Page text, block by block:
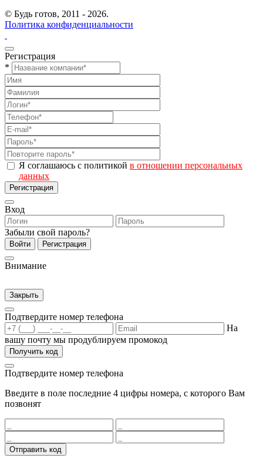
© Будь готов, 2011 - 2026.
Политика конфиденциальности
Регистрация
*
Я соглашаюсь с политикой в отношении персональных
данных
Регистрация
Вход
Забыли свой пароль?
Войти Регистрация
Внимание
Закрыть
Подтвердите номер телефона
На
вашу почту мы продублируем промокод
Получить код
Подтвердите номер телефона
Введите в поле последние 4 цифры номера, с которого Вам
позвонят
Отправить код